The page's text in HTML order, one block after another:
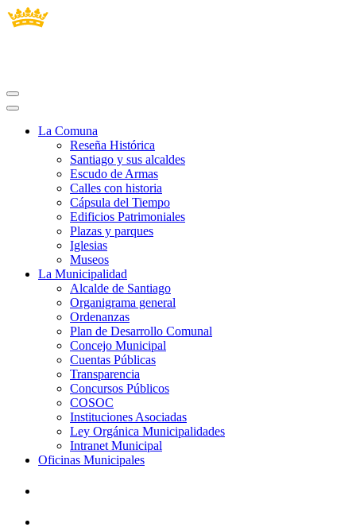
La Comuna
Reseña Histórica
Santiago y sus alcaldes
Escudo de Armas
Calles con historia
Cápsula del Tiempo
Edificios Patrimoniales
Plazas y parques
Iglesias
Museos
La Municipalidad
Alcalde de Santiago
Organigrama general
Ordenanzas
Plan de Desarrollo Comunal
Concejo Municipal
Cuentas Públicas
Transparencia
Concursos Públicos
COSOC
Instituciones Asociadas
Ley Orgánica Municipalidades
Intranet Municipal
Oficinas Municipales